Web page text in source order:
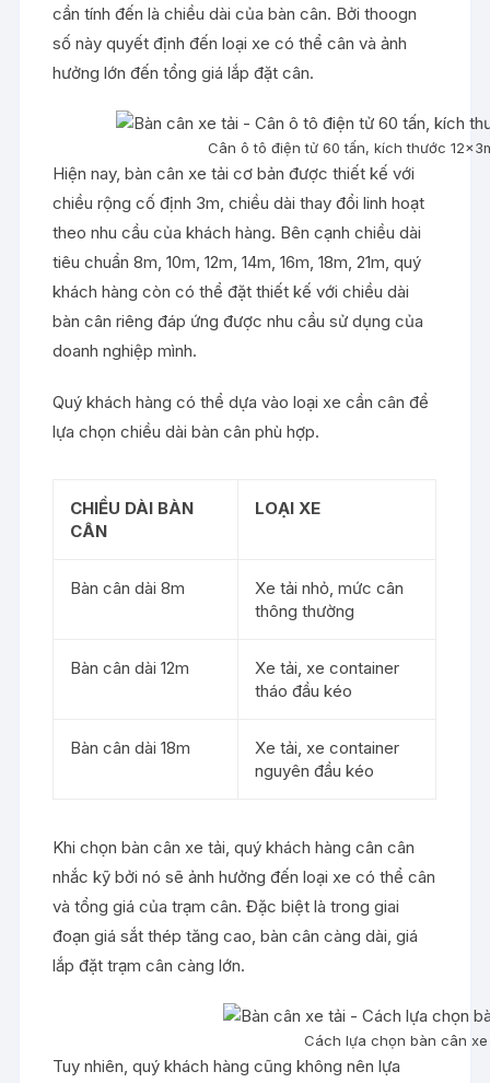
cần tính đến là chiều dài của bàn cân. Bởi thoogn
số này quyết định đến loại xe có thể cân và ảnh
hưởng lớn đến tổng giá lắp đặt cân.
Cân ô tô điện tử 60 tấn, kích thước
Hiện nay, bàn cân xe tải cơ bản được thiết kế với
chiều rộng cố định 3m, chiều dài thay đổi linh hoạt
theo nhu cầu của khách hàng. Bên cạnh chiều dài
tiêu chuẩn 8m, 10m, 12m, 14m, 16m, 18m, 21m, quý
khách hàng còn có thể đặt thiết kế với chiều dài
bàn cân riêng đáp ứng được nhu cầu sử dụng của
doanh nghiệp mình.
Quý khách hàng có thể dựa vào loại xe cần cân để
lựa chọn chiều dài bàn cân phù hợp.
CHIỀU DÀI BÀN
CÂN
LOẠI XE
Bàn cân dài 8m
Xe tải nhỏ, mức cân
thông thường
Bàn cân dài 12m
Xe tải, xe container
tháo đầu kéo
Bàn cân dài 18m
Xe tải, xe container
nguyên đầu kéo
Khi chọn bàn cân xe tải, quý khách hàng cân cân
nhắc kỹ bởi nó sẽ ảnh hưởng đến loại xe có thể cân
và tổng giá của trạm cân. Đặc biệt là trong giai
đoạn giá sắt thép tăng cao, bàn cân càng dài, giá
lắp đặt trạm cân càng lớn.
Cách lựa chọn bàn cân
Tuy nhiên, quý khách hàng cũng không nên lựa